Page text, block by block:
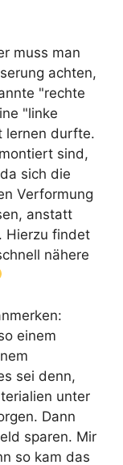
muss man
achten,
"rechte
"linke
lernen durfte.
sind,
sich die
Verformung
anstatt
Hierzu findet
nähere
einem
sei denn,
unter
Dann
sparen. Mir
so kam das